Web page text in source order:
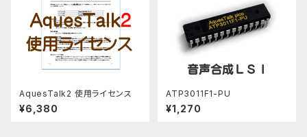
AquesTalk2 使用ライセンス
¥6,380
ATP3011F1-PU
¥1,270